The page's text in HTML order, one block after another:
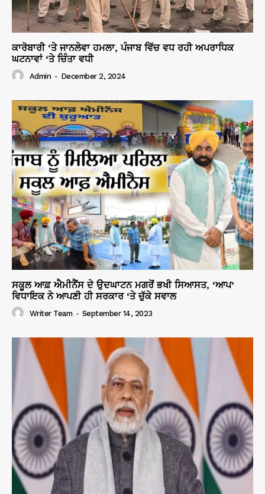
ਕਾਰੋਬਾਰੀ ‘ਤੇ ਜਾਨਲੇਵਾ ਹਮਲਾ, ਪੰਜਾਬ ਵਿੱਚ ਵਧ ਰਹੀ ਅਪਰਾਧਿਕ
ਘਟਨਾਵਾਂ ‘ਤੇ ਚਿੰਤਾ ਵਧੀ
Admin - December 2, 2024
ਸਕੂਲ ਆਫ਼ ਐਮੀਨੈਂਸ ਦੇ ਉਦਘਾਟਨ ਮਗਰੋਂ ਭਖੀ ਸਿਆਸਤ, ‘ਆਪ’
ਵਿਧਾਇਕ ਨੇ ਆਪਣੀ ਹੀ ਸਰਕਾਰ ‘ਤੇ ਚੁੱਕੇ ਸਵਾਲ
Writer Team - September 14, 2023